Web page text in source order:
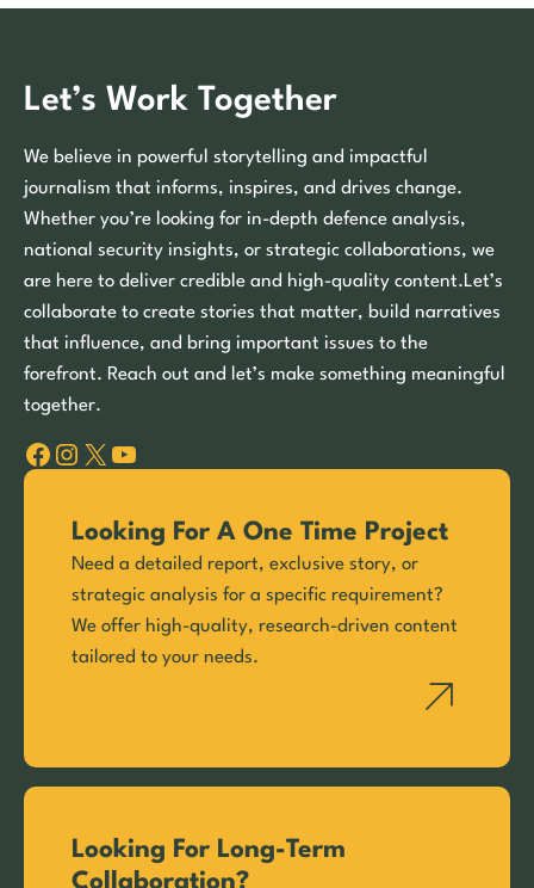
Let’s Work Together
We believe in powerful storytelling and impactful
journalism that informs, inspires, and drives change.
Whether you’re looking for in-depth defence analysis,
national security insights, or strategic collaborations, we
are here to deliver credible and high-quality content.Let’s
collaborate to create stories that matter, build narratives
that influence, and bring important issues to the
forefront. Reach out and let’s make something meaningful
together.
Facebook Instagram X YouTube
Looking For A One Time Project
Need a detailed report, exclusive story, or
strategic analysis for a specific requirement?
We offer high-quality, research-driven content
tailored to your needs.
Looking For Long-Term
Collaboration?